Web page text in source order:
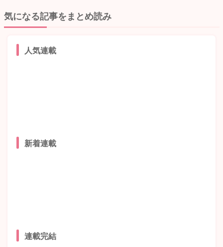
気になる記事をまとめ読み
人気連載
新着連載
連載完結